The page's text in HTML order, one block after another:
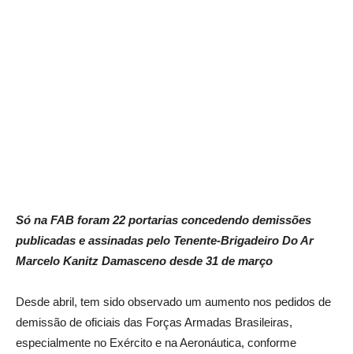
Só na FAB foram 22 portarias concedendo demissões
publicadas e assinadas pelo Tenente-Brigadeiro Do Ar
Marcelo Kanitz Damasceno desde 31 de março
Desde abril, tem sido observado um aumento nos pedidos de
demissão de oficiais das Forças Armadas Brasileiras,
especialmente no Exército e na Aeronáutica, conforme